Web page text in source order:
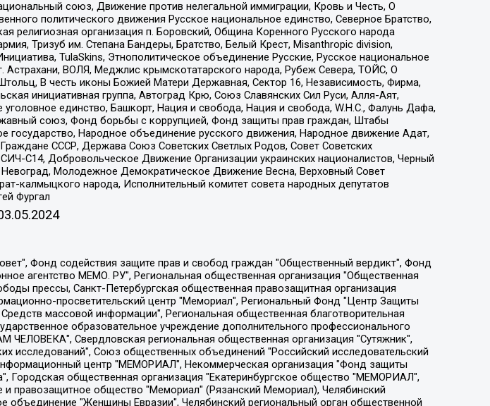
союз, Движение против нелегальной иммиграции, Кровь и Честь, О
политического движения Русское национальное единство, Северное Братство,
религиозная организация п. Боровский, Община Коренного Русского народа
Тризуб им. Степана Бандеры, Братство, Белый Крест, Misanthropic division,
TulaSkins, Этнополитическое объединение Русские, Русское национальное
ВОЛЯ, Меджлис крымскотатарского народа, Рубеж Севера, ТОЙС, О
В честь иконы Божией Матери Державная, Сектор 16, Независимость, Фирма,
инициативная группа, Автоград Крю, Союз Славянских Сил Руси, Алля-Аят,
единство, Башкорт, Нация и свобода, Нация и свобода, W.H.С., Фалунь Дафа,
союз, Фонд борьбы с коррупцией, Фонд защиты прав граждан, Штабы
государство, Народное объединение русского движения, Народное движение Адат,
СССР, Держава Союз Советских Светлых Родов, Совет Советских
С14, Добровольческое Движение Организации украинских националистов, Черный
Молодежное Демократическое Движение Весна, Верховный Совет
калмыцкого народа, Исполнительный комитет совета народных депутатов
Фургал
"Центр гендерных исследований", Гурман Юрий Альбертович, Медиапроект "ОВД-Инфо", Егоров Владимир Владимирович, Жилинский Владимир Александрович, Общество с ограниченной ответственностью "ЗП", Иванова София Юрьевна, Карезина Инна Павловна, Кильтау Екатерина Викторовна, Петров Алексей Викторович, Пискунов Сергей Евгеньевич, Смирнов Сергей Сергеевич, Тихонов Михаил Сергеевич, Общество с ограниченной ответственностью "ЖУРНАЛИСТ-ИНОСТРАННЫЙ АГЕНТ", Арапова Галина Юрьевна, Вольтская Татьяна Анатольевна, Американская компания "Mason G.E.S. Anonymous Foundation" (США), являющаяся владельцем интернет-издания https://mnews.world/, Компания "Stichting Bellingcat", зарегистрированная в Нидерландах (дата регистрации 11.07.2018), Захаров Андрей Вячеславович, Клепиковская Екатерина Дмитриевна, Общество с ограниченной ответственностью "МЕМО", Перл Роман Александрович, Симонов Евгений Алексеевич, Соловьева Елена Анатольевна, Сотников Даниил Владимирович, Сурначева Елизавета Дмитриевна, Автономная некоммерческая организация по защите прав человека и информированию населения "Якутия – Наше Мнение", Общество с ограниченной ответственностью "Москоу диджитал медиа", с 26.01.2023 Общество с ограниченной ответственностью "Чайка Белые сады", Ветошкина Валерия Валерьевна, Заговора Максим Александрович, Межрегиональное общественное движение "Российская ЛГБТ - сеть", Оленичев Максим Владимирович, Павлов Иван Юрьевич, Скворцова Елена Сергеевна, Общество с ограниченной ответственностью "Как бы инагент", Кочетков Игорь Викторович, Общество с ограниченной ответственностью "Честные выборы", Еланчик Олег Александрович, Общество с ограниченной ответственностью "Нобелевский призыв", Гималова Регина Эмилевна, Григорьев Андрей Валерьевич, Григорьева Алина Александровна, Ассоциация по содействию защите прав призывников, альтернативнослужащих и военнослужащих "Правозащитная группа "Гражданин.Армия.Право", Хисамова Регина Фаритовна, Автономная некоммерческая организация по реализации социально-правовых программ "Лилит", Дальневосточное общественное движение "Маяк", Санкт-Петербургская ЛГБТ-инициативная группа "Выход", Инициативная группа ЛГБТ+ "Реверс", Алексеев Андрей Викторович, Бекбулатова Таисия Львовна, Беляев Иван Михайлович, Владыкина Елена Сергеевна, Гельман Марат Александрович, Никульшина Вероника Юрьевна, Толоконникова Надежда Андреевна, Шендерович Виктор Анатольевич, Общество с ограниченной ответственностью "Данное сообщение", Общество с ограниченной ответственностью Издательский дом "Новая глава", Айнбиндер Александра Александровна, Московский комьюнити-центр для ЛГБТ+инициатив, Благотворительный фонд развития филантропии, Deutsche Welle (Германия, Kurt-Schumacher-Strasse 3, 53113 Bonn), Борзунова Мария Михайловна, Воробьев Виктор Викторович, Голубева Анна Львовна, Константинова Алла Михайловна, Малкова Ирина Владимировна, Мурадов Мурад Абдулгалимович, Осетинская Елизавета Николаевна, Понасенков Евгений Николаевич, Ганапольский Матвей Юрьевич, Киселев Евгений Алексеевич, Борухович Ирина Григорьевна, Дремин Иван Тимофеевич, Дубровский Дмитрий Викторович, Красноярская региональная общественная организация поддержки и развития альтернативных образовательных технологий и межкультурных коммуникаций "ИНТЕРРА", Маяковская Екатерина Алексеевна, Фейгин Марк Захарович, Филимонов Андрей Викторович, Дзугкоева Регина Николаевна, Доброхотов Роман Александрович, Дудь Юрий Александрович, Елкин Сергей Владимирович, Кругликов Кирилл Игоревич, Сабунаева Мария Леонидовна, Семенов Алексей Владимирович, Шаинян Карен Багратович, Шульман Екатерина Михайловна, Асафьев Артур Валерьевич, Вахштайн Виктор Семенович, Венедиктов Алексей Алексеевич, Лушникова Екатерина Евгеньевна, Волков Леонид Михайлович, Невзоров Александр Глебович, Пархоменко Сергей Борисович, Сироткин Ярослав Николаевич, Кара-Мурза Владимир Владимирович, Баранова Наталья Владимировна, Гозман Леонид Яковлевич, Кагарлицкий Борис Юльевич, Климарев Михаил Валерьевич, Милов Владимир Станиславович, Автономная некоммерческая организация Краснодарский центр современного искусства "Типография", Моргенштерн Алишер Тагирович, Соболь Любовь Эдуардовна, Общество с ограниченной ответственностью "ЛИЗА НОРМ", Каспаров Гарри Кимович, Ходорковский Михаил Борисович, Общество с ограниченной ответственностью "Апрельские тезисы", Данилович Ирина Брониславовна, Кашин Олег Владимирович, Петров Николай Владимирович, Пивоваров Алексей Владимирович, Соколов Михаил Владимирович, Цветкова Юлия Владимировна, Чичваркин Евгений Александрович, Комитет против пыток/Команда против пыток, Общество с ограниченной ответственностью "Первый научный", Общество с ограниченной ответственностью "Вертолет и ко", Белоцерковская Вероника Борисовна, Кац Максим Евгеньевич, Лазарева Татьяна Юрьевна, Шаведдинов Руслан Табризович, Яшин Илья Валерьевич, Общество с ограниченной ответственностью "Иноагент ААВ", Алешковский Дмитрий Петрович, Альбац Евгения Марковна, Быков Дмитрий Львович, Галямина Юлия Евгеньевна, Лойко Сергей Леонидович, Мартынов Кирилл Константинович, Медведев Сергей Александрович, Крашенинников Федор Геннадиевич, Гордеева Катерина Вл